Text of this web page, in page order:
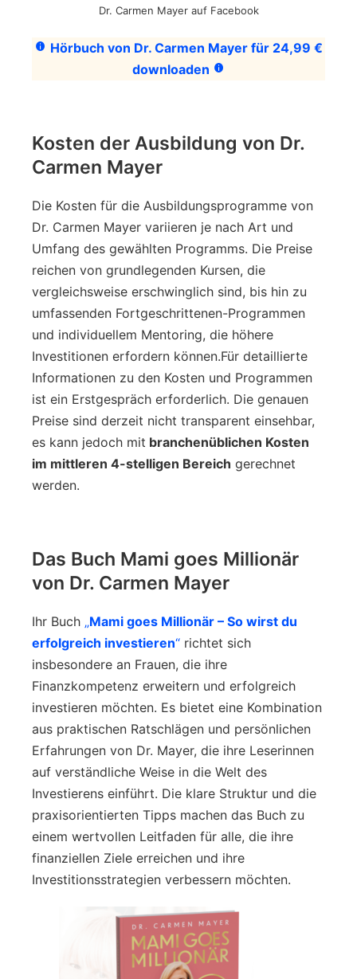
Dr. Carmen Mayer auf Facebook
Hörbuch von Dr. Carmen Mayer für 24,99 €
downloaden
Kosten der Ausbildung von Dr.
Carmen Mayer
Die Kosten für die Ausbildungsprogramme von
Dr. Carmen Mayer variieren je nach Art und
Umfang des gewählten Programms. Die Preise
reichen von grundlegenden Kursen, die
vergleichsweise erschwinglich sind, bis hin zu
umfassenden Fortgeschrittenen-Programmen
und individuellem Mentoring, die höhere
Investitionen erfordern können.Für detaillierte
Informationen zu den Kosten und Programmen
ist ein Erstgespräch erforderlich. Die genauen
Preise sind derzeit nicht transparent einsehbar,
es kann jedoch mit branchenüblichen Kosten
im mittleren 4-stelligen Bereich gerechnet
werden.
Das Buch Mami goes Millionär
von Dr. Carmen Mayer
Ihr Buch „Mami goes Millionär – So wirst du
erfolgreich investieren“ richtet sich
insbesondere an Frauen, die ihre
Finanzkompetenz erweitern und erfolgreich
investieren möchten. Es bietet eine Kombination
aus praktischen Ratschlägen und persönlichen
Erfahrungen von Dr. Mayer, die ihre Leserinnen
auf verständliche Weise in die Welt des
Investierens einführt. Die klare Struktur und die
praxisorientierten Tipps machen das Buch zu
einem wertvollen Leitfaden für alle, die ihre
finanziellen Ziele erreichen und ihre
Investitionsstrategien verbessern möchten.